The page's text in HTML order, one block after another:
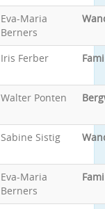
Eva-Maria
Berners
Iris Ferber
Walter Ponten
Sabine Sistig
Eva-Maria
Berners